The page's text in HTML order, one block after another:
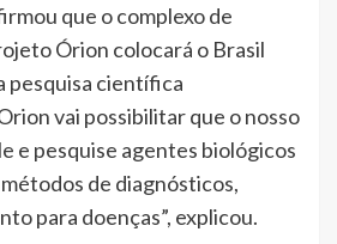
que o complexo de
Órion colocará o Brasil
pesquisa científica
vai possibilitar que o nosso
e pesquise agentes biológicos
de diagnósticos,
para doenças”, explicou.